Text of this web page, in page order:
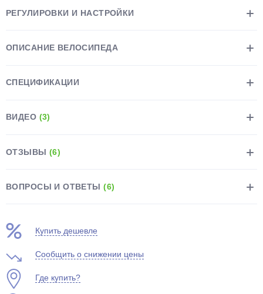
РЕГУЛИРОВКИ И НАСТРОЙКИ
ОПИСАНИЕ ВЕЛОСИПЕДА
СПЕЦИФИКАЦИИ
ВИДЕО (3)
ОТЗЫВЫ (6)
ВОПРОСЫ И ОТВЕТЫ(6)
Купить дешевле
Сообщить о снижении цены
Где купить?